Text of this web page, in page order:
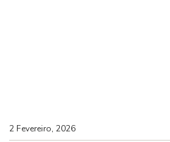
2 Fevereiro, 2026